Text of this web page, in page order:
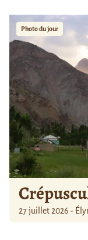
Photo du jour
27 juillet 2026 -